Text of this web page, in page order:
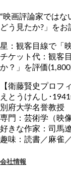
“映画評論家ではな
どう見たか?」をお
星：観客目線で「
チケット代：観客
か？」を評価
【衛藤賢史プロフ
えとうけんし･
別府大学名誉教授
専門：芸術学（映
好きな作家：司馬
趣味：読書／麻雀
会社情報